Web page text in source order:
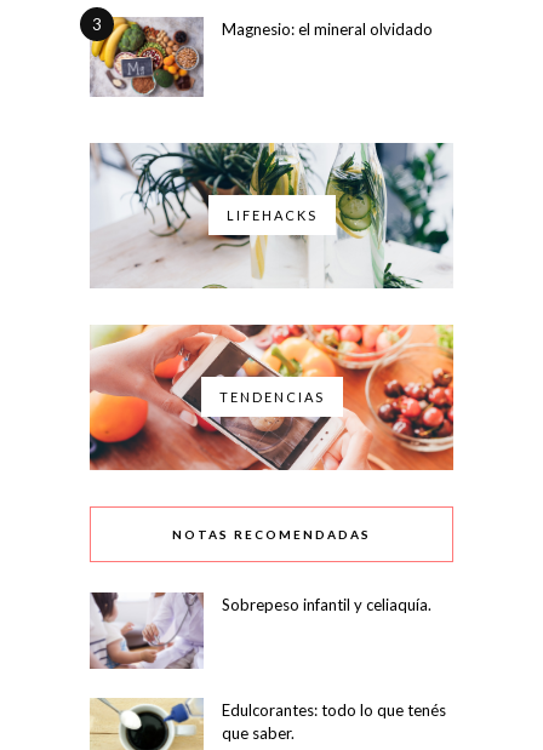
3 Magnesio: el mineral olvidado
LIFEHACKS
TENDENCIAS
NOTAS RECOMENDADAS
Sobrepeso infantil y celiaquía.
Edulcorantes: todo lo que tenés
que saber.